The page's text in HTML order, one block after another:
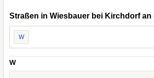
Straßen in Wiesbauer bei Kirchdorf an
W
W